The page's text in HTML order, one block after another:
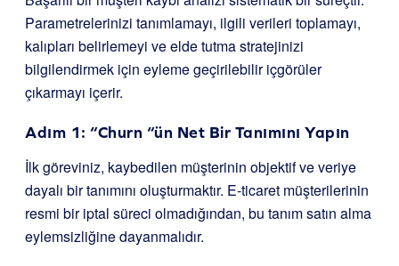
Parametrelerinizi tanımlamayı, ilgili verileri toplamayı,
kalıpları belirlemeyi ve elde tutma stratejinizi
bilgilendirmek için eyleme geçirilebilir içgörüler
çıkarmayı içerir.
Adım 1: “Churn “ün Net Bir Tanımını Yapın
İlk göreviniz, kaybedilen müşterinin objektif ve veriye
dayalı bir tanımını oluşturmaktır. E-ticaret müşterilerinin
resmi bir iptal süreci olmadığından, bu tanım satın alma
eylemsizliğine dayanmalıdır.